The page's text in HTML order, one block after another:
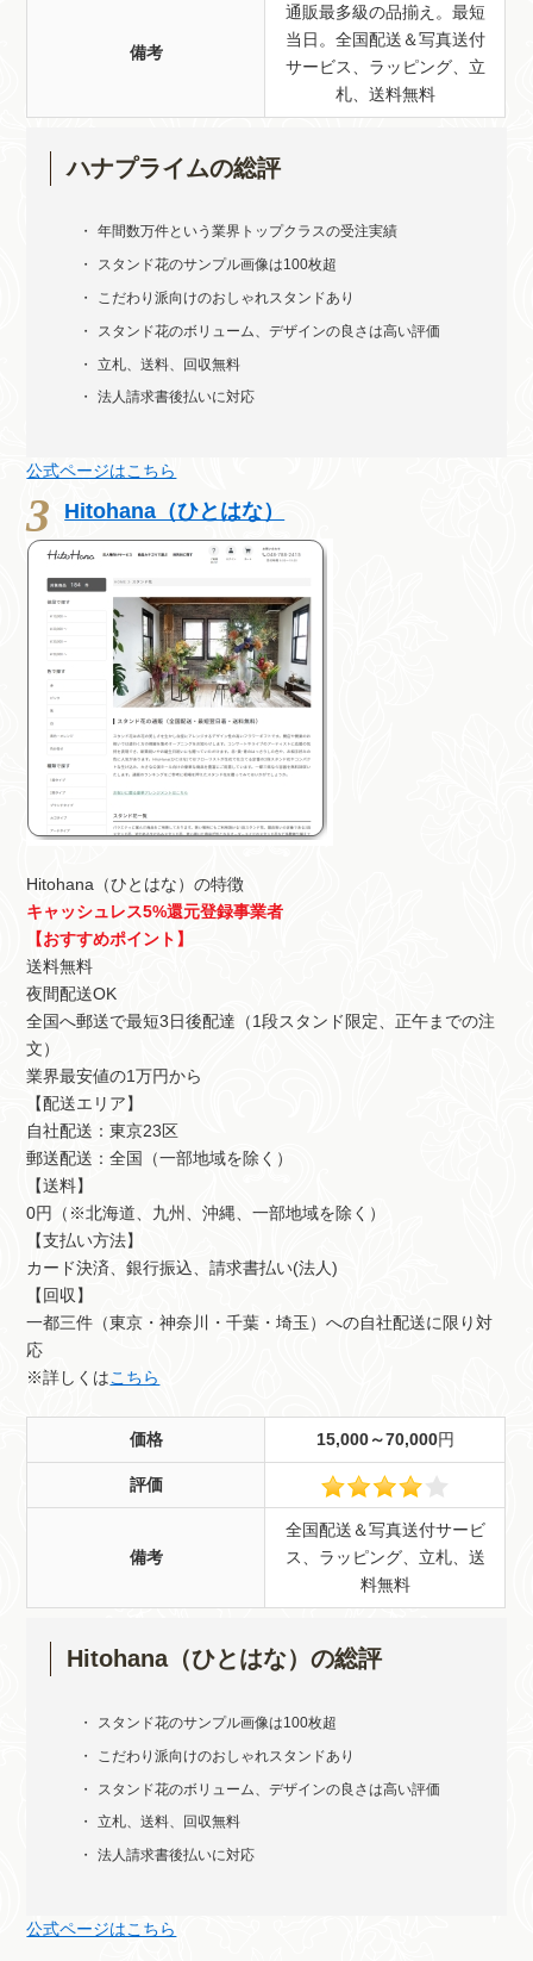
備考
通販最多級の品揃え。最短
当日。全国配送＆写真送付
サービス、ラッピング、立
札、送料無料
ハナプライムの総評
年間数万件という業界トップクラスの受注実績
スタンド花のサンプル画像は100枚超
こだわり派向けのおしゃれスタンドあり
スタンド花のボリューム、デザインの良さは高い評価
立札、送料、回収無料
法人請求書後払いに対応
公式ページはこちら
Hitohana（ひとはな）
Hitohana（ひとはな）の特徴
キャッシュレス5%還元登録事業者
【おすすめポイント】
送料無料
夜間配送OK
全国へ郵送で最短3日後配達（1段スタンド限定、正午までの注
文）
業界最安値の1万円から
【配送エリア】
自社配送：東京23区
郵送配送：全国（一部地域を除く）
【送料】
0円（※北海道、九州、沖縄、一部地域を除く）
【支払い方法】
カード決済、銀行振込、請求書払い(法人)
【回収】
一都三件（東京・神奈川・千葉・埼玉）への自社配送に限り対
応
※詳しくはこちら
価格 15,000～70,000円
評価
備考
全国配送＆写真送付サービ
ス、ラッピング、立札、送
料無料
Hitohana（ひとはな）の総評
スタンド花のサンプル画像は100枚超
こだわり派向けのおしゃれスタンドあり
スタンド花のボリューム、デザインの良さは高い評価
立札、送料、回収無料
法人請求書後払いに対応
公式ページはこちら